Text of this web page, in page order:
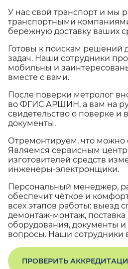
У нас свой транспорт и мы
транспортными
бережную доставку ваших
Готовы к поискам решений
задач. Наши сотрудники
мобильны и
вместе с вами.
После поверки метролог
во ФГИС АРШИН, а вам на
свидетельство о поверке и
документы.
Отремонтируем, что можно
Являемся сервисным
изготовителей средств
инженеры-электронщики.
Персональный менеджер,
обеспечит чёткое и
всех этапов работы: выезд
демонтаж-монтаж, поставка
оборудования, документы
вопросы. Наши сотрудники
ПРОВЕРИТЬ